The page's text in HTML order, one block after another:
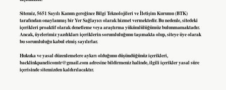
Sitemiz, 5651 Sayılı Kanun gereğince Bilgi Teknolojileri ve İletişim Kurumu (BTK)
tarafından onaylanmış bir Yer Sağlayıcı olarak hizmet vermektedir. Bu nedenle, sitedeki
içerikleri proaktif olarak denetleme veya araştırma yükümlülüğümüz bulunmamaktadır.
Ancak, üyelerimiz yazdıkları içeriklerin sorumluluğunu taşımakta olup, siteye üye olarak
bu sorumluluğu kabul etmiş sayılırlar.
Hukuka ve yasal düzenlemelere aykırı olduğunu düşündüğünüz içerikleri,
backlinkpanelicomtr@gmail.comadresine bildirmeniz halinde, ilgili içerikler yasal süre
içerisinde sitemizden kaldırılacaktır.